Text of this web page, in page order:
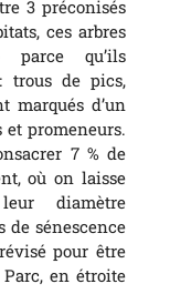
3 préconisés
ces arbres
qu’ils
trous de pics,
marqués d’un
promeneurs.
7 % de
où on laisse
diamètre
de sénescence
pour être
en étroite